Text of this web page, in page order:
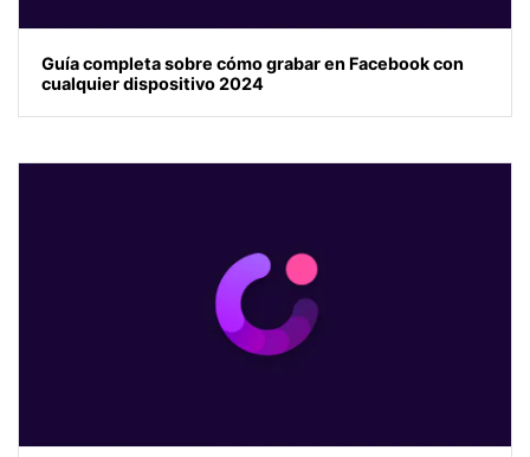
Guía completa sobre cómo grabar en Facebook con
cualquier dispositivo 2024